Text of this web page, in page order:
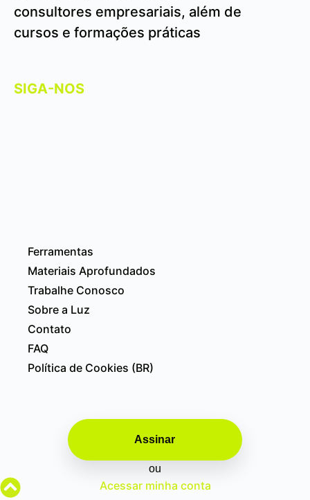
consultores empresariais, além de
cursos e formações práticas
SIGA-NOS
Ferramentas
Materiais Aprofundados
Trabalhe Conosco
Sobre a Luz
Contato
FAQ
Política de Cookies (BR)
Assinar
ou
Acessar minha conta